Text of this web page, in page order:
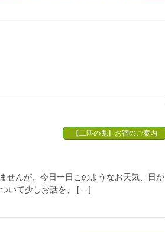
【二匹の鬼】お宿のご案内
せんが、今日一日このようなお天気、日が
いて少しお話を、 […]